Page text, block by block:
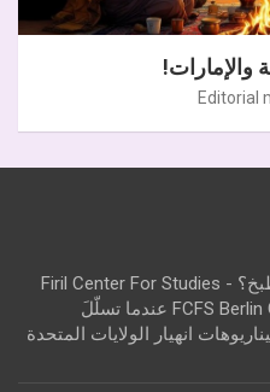
والإمارات!
Editorial
عندما تسلّلَ الجولاني من باب المطبخ؟ - Firil Center For Studies
FCFS Berlin Germany Dr. Jameel M. Shaheen عندما تسلّلَ
انهيار الولايات المتحدة